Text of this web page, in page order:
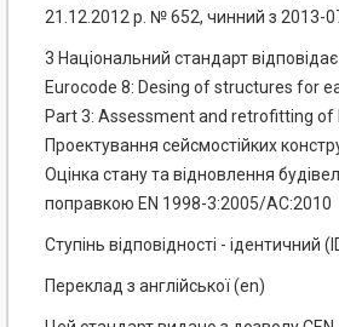
21.12.2012 p. № 652, чинний з 2013-
3 Національний стандарт
Eurocode 8: Desing of structures for
Part 3: Assessment and retrofitting of
Проектування сейсмостійких
Оцінка стану та відновлення
поправкою EN 1998-3:2005/АС:2010
Ступінь відповідності - ідентичний
Переклад з англійської (еn)